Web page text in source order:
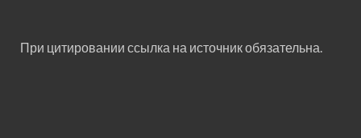
При цитировании ссылка на источник обязательна.